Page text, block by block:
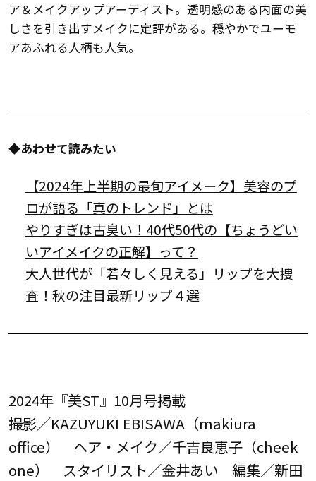
ア＆メイクアップアーティスト。透明感のある内面の美
しさを引き出すメイクに定評がある。穏やかでユーモ
アあふれる人柄も人気。
◆あわせて読みたい
【2024年上半期の最旬アイメーク】美容のプ
ロが語る「真のトレンド」とは
やりすぎは古臭い！40代50代の【ちょうどい
いアイメイクの正解】って？
大人世代が「若々しく見える」リップを大捜
査！秋の注目最新リップ４選
2024年『美ST』10月号掲載
撮影／KAZUYUKI EBISAWA（makiura
office） ヘア・メイク／千吉良恵子（cheek
one） スタイリスト／金井あい 編集／新田